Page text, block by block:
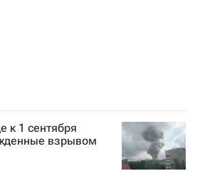
к 1 сентября
взрывом